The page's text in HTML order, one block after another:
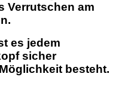
Verrutschen am
es jedem
sicher
besteht.